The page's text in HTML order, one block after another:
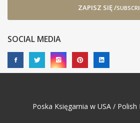
ZAPISZ SIĘ /
SOCIAL MEDIA
Poska Księgarnia w USA /